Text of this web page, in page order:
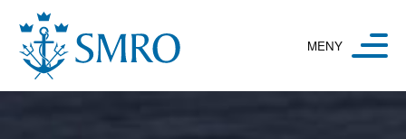
Hoppa till innehåll